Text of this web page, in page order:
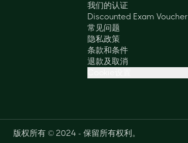
我们的认证
Discounted Exam Voucher
常见问题
隐私政策
条款和条件
退款及取消
版权所有 © 2024 - 保留所有权利。